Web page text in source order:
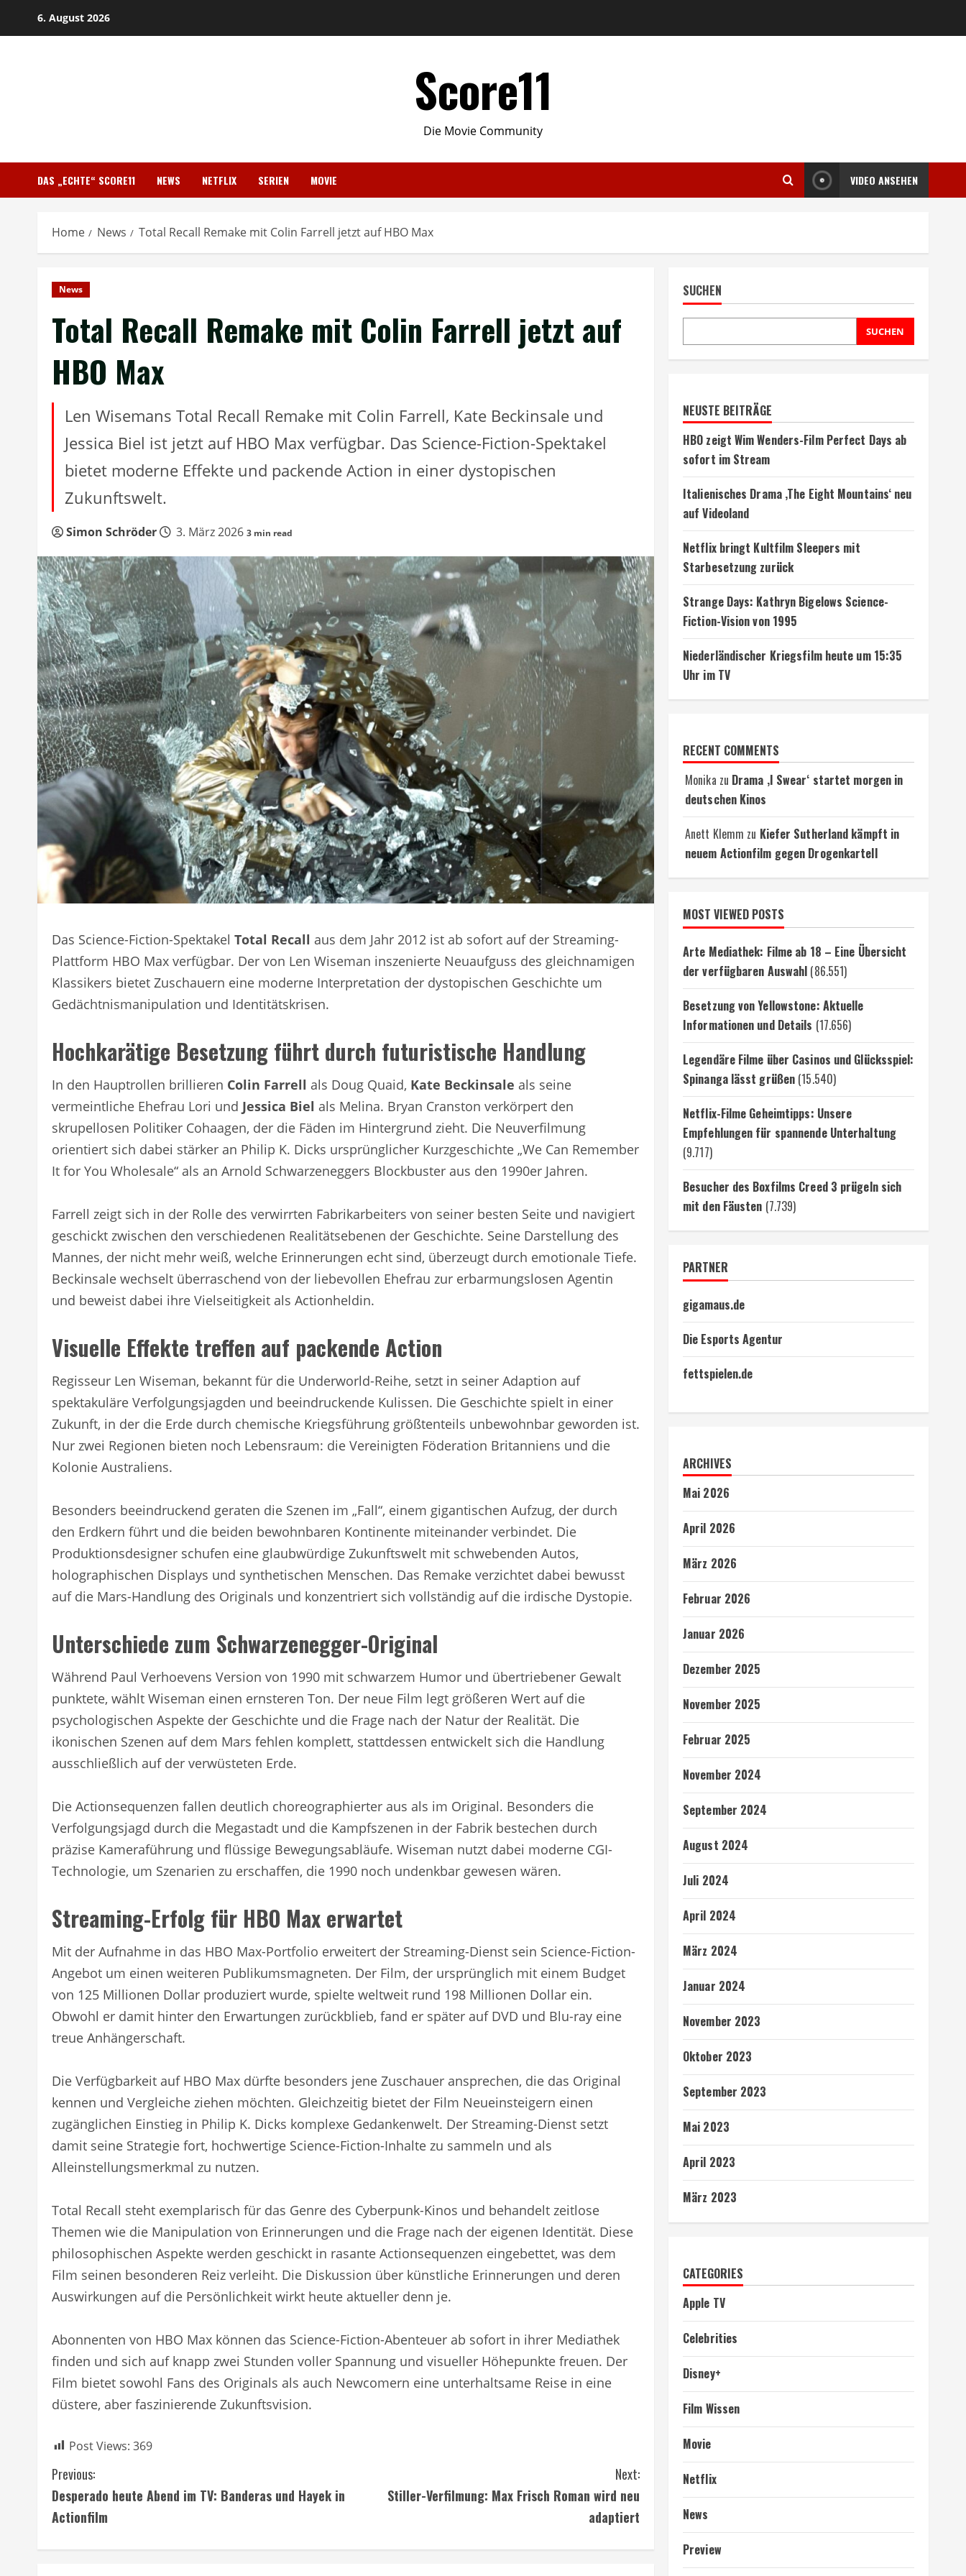
6. August 2026
Score11
Die Movie Community
DAS „ECHTE“ SCORE11 NEWS NETFLIX SERIEN MOVIE VIDEO ANSEHEN
Home News Total Recall Remake mit Colin Farrell jetzt auf HBO Max
News
Total Recall Remake mit Colin Farrell jetzt auf
HBO Max
Len Wisemans Total Recall Remake mit Colin Farrell, Kate Beckinsale und
Jessica Biel ist jetzt auf HBO Max verfügbar. Das Science-Fiction-Spektakel
bietet moderne Effekte und packende Action in einer dystopischen
Zukunftswelt.
Simon Schröder 3. März 2026 3 min read
Das Science-Fiction-Spektakel Total Recall aus dem Jahr 2012 ist ab sofort auf der Streaming-
Plattform HBO Max verfügbar. Der von Len Wiseman inszenierte Neuaufguss des gleichnamigen
Klassikers bietet Zuschauern eine moderne Interpretation der dystopischen Geschichte um
Gedächtnismanipulation und Identitätskrisen.
Hochkarätige Besetzung führt durch futuristische Handlung
In den Hauptrollen brillieren Colin Farrell als Doug Quaid, Kate Beckinsale als seine
vermeintliche Ehefrau Lori und Jessica Biel als Melina. Bryan Cranston verkörpert den
skrupellosen Politiker Cohaagen, der die Fäden im Hintergrund zieht. Die Neuverfilmung
orientiert sich dabei stärker an Philip K. Dicks ursprünglicher Kurzgeschichte „We Can Remember
It for You Wholesale“ als an Arnold Schwarzeneggers Blockbuster aus den 1990er Jahren.
Farrell zeigt sich in der Rolle des verwirrten Fabrikarbeiters von seiner besten Seite und navigiert
geschickt zwischen den verschiedenen Realitätsebenen der Geschichte. Seine Darstellung des
Mannes, der nicht mehr weiß, welche Erinnerungen echt sind, überzeugt durch emotionale Tiefe.
Beckinsale wechselt überraschend von der liebevollen Ehefrau zur erbarmungslosen Agentin
und beweist dabei ihre Vielseitigkeit als Actionheldin.
Visuelle Effekte treffen auf packende Action
Regisseur Len Wiseman, bekannt für die Underworld-Reihe, setzt in seiner Adaption auf
spektakuläre Verfolgungsjagden und beeindruckende Kulissen. Die Geschichte spielt in einer
Zukunft, in der die Erde durch chemische Kriegsführung größtenteils unbewohnbar geworden ist.
Nur zwei Regionen bieten noch Lebensraum: die Vereinigten Föderation Britanniens und die
Kolonie Australiens.
Besonders beeindruckend geraten die Szenen im „Fall“, einem gigantischen Aufzug, der durch
den Erdkern führt und die beiden bewohnbaren Kontinente miteinander verbindet. Die
Produktionsdesigner schufen eine glaubwürdige Zukunftswelt mit schwebenden Autos,
holographischen Displays und synthetischen Menschen. Das Remake verzichtet dabei bewusst
auf die Mars-Handlung des Originals und konzentriert sich vollständig auf die irdische Dystopie.
Unterschiede zum Schwarzenegger-Original
Während Paul Verhoevens Version von 1990 mit schwarzem Humor und übertriebener Gewalt
punktete, wählt Wiseman einen ernsteren Ton. Der neue Film legt größeren Wert auf die
psychologischen Aspekte der Geschichte und die Frage nach der Natur der Realität. Die
ikonischen Szenen auf dem Mars fehlen komplett, stattdessen entwickelt sich die Handlung
ausschließlich auf der verwüsteten Erde.
Die Actionsequenzen fallen deutlich choreographierter aus als im Original. Besonders die
Verfolgungsjagd durch die Megastadt und die Kampfszenen in der Fabrik bestechen durch
präzise Kameraführung und flüssige Bewegungsabläufe. Wiseman nutzt dabei moderne CGI-
Technologie, um Szenarien zu erschaffen, die 1990 noch undenkbar gewesen wären.
Streaming-Erfolg für HBO Max erwartet
Mit der Aufnahme in das HBO Max-Portfolio erweitert der Streaming-Dienst sein Science-Fiction-
Angebot um einen weiteren Publikumsmagneten. Der Film, der ursprünglich mit einem Budget
von 125 Millionen Dollar produziert wurde, spielte weltweit rund 198 Millionen Dollar ein.
Obwohl er damit hinter den Erwartungen zurückblieb, fand er später auf DVD und Blu-ray eine
treue Anhängerschaft.
Die Verfügbarkeit auf HBO Max dürfte besonders jene Zuschauer ansprechen, die das Original
kennen und Vergleiche ziehen möchten. Gleichzeitig bietet der Film Neueinsteigern einen
zugänglichen Einstieg in Philip K. Dicks komplexe Gedankenwelt. Der Streaming-Dienst setzt
damit seine Strategie fort, hochwertige Science-Fiction-Inhalte zu sammeln und als
Alleinstellungsmerkmal zu nutzen.
Total Recall steht exemplarisch für das Genre des Cyberpunk-Kinos und behandelt zeitlose
Themen wie die Manipulation von Erinnerungen und die Frage nach der eigenen Identität. Diese
philosophischen Aspekte werden geschickt in rasante Actionsequenzen eingebettet, was dem
Film seinen besonderen Reiz verleiht. Die Diskussion über künstliche Erinnerungen und deren
Auswirkungen auf die Persönlichkeit wirkt heute aktueller denn je.
Abonnenten von HBO Max können das Science-Fiction-Abenteuer ab sofort in ihrer Mediathek
finden und sich auf knapp zwei Stunden voller Spannung und visueller Höhepunkte freuen. Der
Film bietet sowohl Fans des Originals als auch Newcomern eine unterhaltsame Reise in eine
düstere, aber faszinierende Zukunftsvision.
Post Views: 369
C
o
Previous:
Desperado heute Abend im TV: Banderas und Hayek in
Actionfilm
Next:
Stiller-Verfilmung: Max Frisch Roman wird neu
adaptiert
SUCHEN
SUCHEN
NEUSTE BEITRÄGE
HBO zeigt Wim Wenders-Film Perfect Days ab
sofort im Stream
Italienisches Drama ‚The Eight Mountains‘ neu
auf Videoland
Netflix bringt Kultfilm Sleepers mit
Starbesetzung zurück
Strange Days: Kathryn Bigelows Science-
Fiction-Vision von 1995
Niederländischer Kriegsfilm heute um 15:35
Uhr im TV
RECENT COMMENTS
Monika zu Drama ‚I Swear‘ startet morgen in
deutschen Kinos
Anett Klemm zu Kiefer Sutherland kämpft in
neuem Actionfilm gegen Drogenkartell
MOST VIEWED POSTS
Arte Mediathek: Filme ab 18 – Eine Übersicht
der verfügbaren Auswahl (86.551)
Besetzung von Yellowstone: Aktuelle
Informationen und Details (17.656)
Legendäre Filme über Casinos und Glücksspiel:
Spinanga lässt grüßen (15.540)
Netflix-Filme Geheimtipps: Unsere
Empfehlungen für spannende Unterhaltung
(9.717)
Besucher des Boxfilms Creed 3 prügeln sich
mit den Fäusten (7.739)
PARTNER
gigamaus.de
Die Esports Agentur
fettspielen.de
ARCHIVES
Mai 2026
April 2026
März 2026
Februar 2026
Januar 2026
Dezember 2025
November 2025
Februar 2025
November 2024
September 2024
August 2024
Juli 2024
April 2024
März 2024
Januar 2024
November 2023
Oktober 2023
September 2023
Mai 2023
April 2023
März 2023
CATEGORIES
Apple TV
Celebrities
Disney+
Film Wissen
Movie
Netflix
News
Preview